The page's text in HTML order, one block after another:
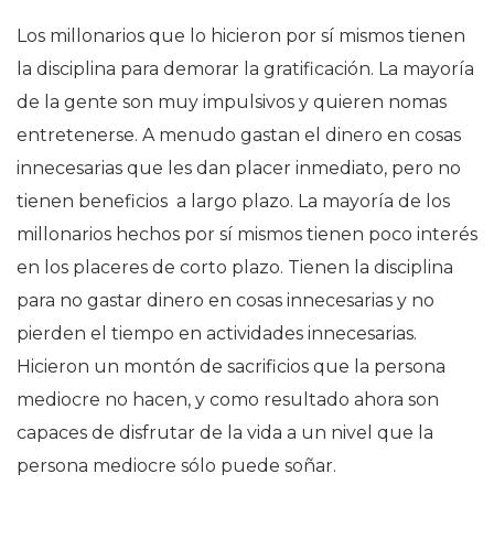
Los millonarios que lo hicieron por sí mismos tienen
la disciplina para demorar la gratificación. La mayoría
de la gente son muy impulsivos y quieren nomas
entretenerse. A menudo gastan el dinero en cosas
innecesarias que les dan placer inmediato, pero no
tienen beneficios a largo plazo. La mayoría de los
millonarios hechos por sí mismos tienen poco interés
en los placeres de corto plazo. Tienen la disciplina
para no gastar dinero en cosas innecesarias y no
pierden el tiempo en actividades innecesarias.
Hicieron un montón de sacrificios que la persona
mediocre no hacen, y como resultado ahora son
capaces de disfrutar de la vida a un nivel que la
persona mediocre sólo puede soñar.